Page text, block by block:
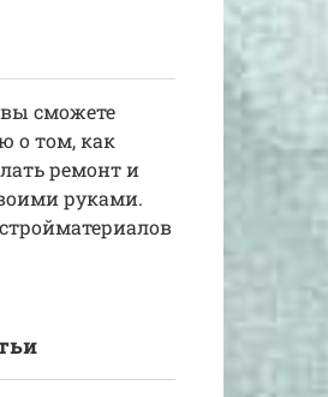
сможете
о том, как
ремонт и
руками.